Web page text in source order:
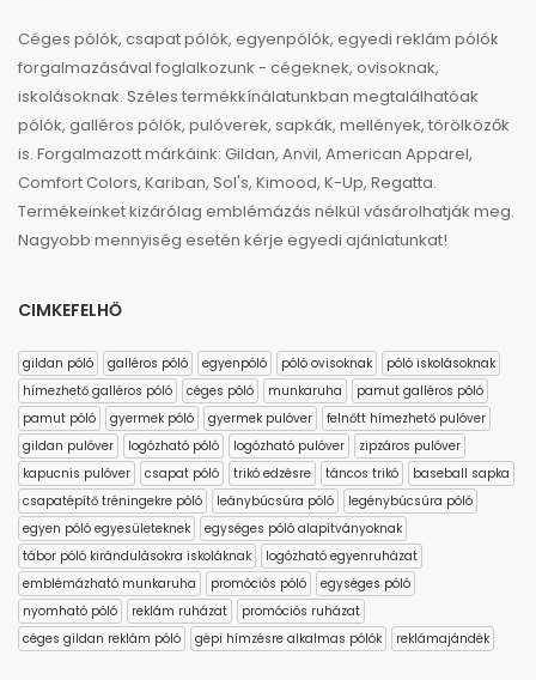
Céges pólók, csapat pólók, egyenpólók, egyedi reklám pólók
forgalmazásával foglalkozunk - cégeknek, ovisoknak,
iskolásoknak. Széles termékkínálatunkban megtalálhatóak
pólók, galléros pólók, pulóverek, sapkák, mellények, törölközők
is. Forgalmazott márkáink: Gildan, Anvil, American Apparel,
Comfort Colors, Kariban, Sol's, Kimood, K-Up, Regatta.
Termékeinket kizárólag emblémázás nélkül vásárolhatják meg.
Nagyobb mennyiség esetén kérje egyedi ajánlatunkat!
CIMKEFELHŐ
gildan póló galléros póló egyenpóló póló ovisoknak
póló iskolásoknak
hímezhető galléros póló
céges póló munkaruha
pamut galléros póló
pamut póló
gyermek póló gyermek pulóver
felnőtt hímezhető pulóver
gildan pulóver
logózható póló logózható pulóver
zipzáros pulóver
kapucnis pulóver
csapat póló trikó edzésre táncos trikó
baseball sapka
csapatépítő tréningekre póló
leánybúcsúra póló
legénybúcsúra póló
egyen póló egyesületeknek
egységes póló alapítványoknak
tábor póló kirándulásokra iskoláknak
logózható egyenruházat
emblémázható munkaruha
promóciós póló
egységes póló
nyomható póló
reklám ruházat
promóciós ruházat
céges gildan reklám póló
gépi hímzésre alkalmas pólók reklámajándék